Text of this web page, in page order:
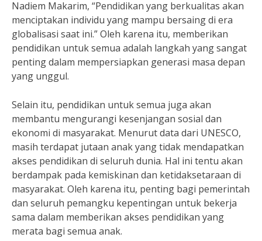
Nadiem Makarim, “Pendidikan yang berkualitas akan
menciptakan individu yang mampu bersaing di era
globalisasi saat ini.” Oleh karena itu, memberikan
pendidikan untuk semua adalah langkah yang sangat
penting dalam mempersiapkan generasi masa depan
yang unggul.
Selain itu, pendidikan untuk semua juga akan
membantu mengurangi kesenjangan sosial dan
ekonomi di masyarakat. Menurut data dari UNESCO,
masih terdapat jutaan anak yang tidak mendapatkan
akses pendidikan di seluruh dunia. Hal ini tentu akan
berdampak pada kemiskinan dan ketidaksetaraan di
masyarakat. Oleh karena itu, penting bagi pemerintah
dan seluruh pemangku kepentingan untuk bekerja
sama dalam memberikan akses pendidikan yang
merata bagi semua anak.